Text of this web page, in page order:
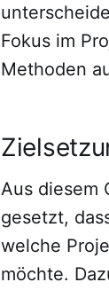
Fokus im
Methoden
Aus diesem
gesetzt,
welche
möchte.